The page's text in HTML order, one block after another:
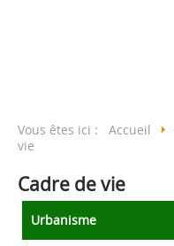
Vous êtes ici : Accueil
vie
Cadre de vie
Urbanisme